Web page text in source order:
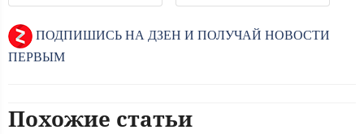
ПОДПИШИСЬ НА ДЗЕН И ПОЛУЧАЙ НОВОСТИ
ПЕРВЫМ
Похожие статьи